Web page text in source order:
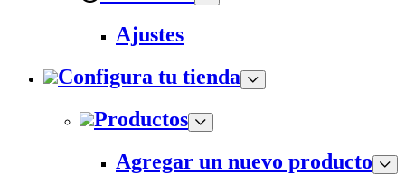
Ajustes
Configura tu tienda
Productos
Agregar un nuevo producto